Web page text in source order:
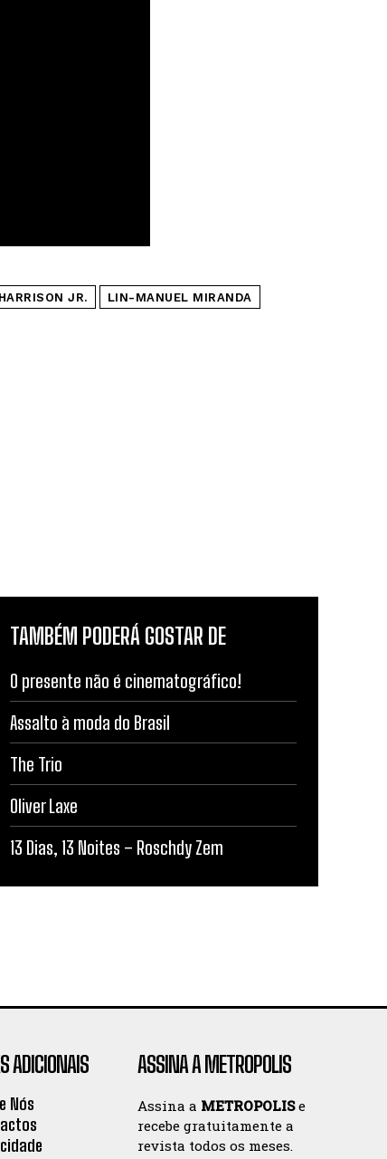
JR.
LIN-MANUEL MIRANDA
TAMBÉM PODERÁ GOSTAR DE
O presente não é cinematográfico!
Assalto à moda do Brasil
The Trio
Oliver Laxe
13 Dias, 13 Noites – Roschdy Zem
ADICIONAIS
Nós
ASSINA A METROPOLIS
Assina a METROPOLISe
recebe gratuitamente a
revista todos os meses.